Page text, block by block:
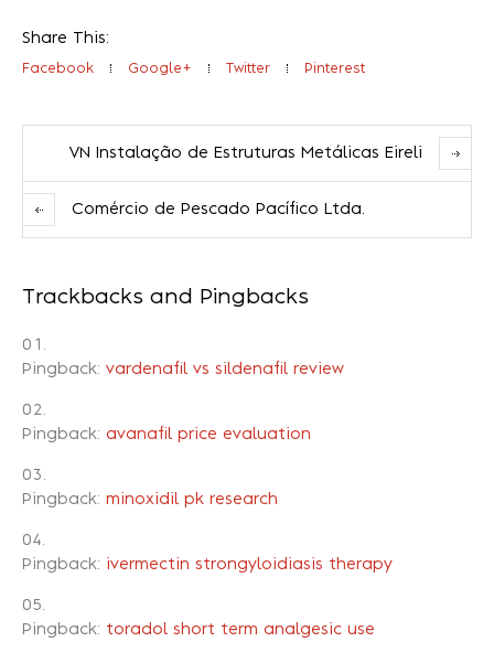
Share This:
Facebook Google+ Twitter Pinterest
VN Instalação de Estruturas Metálicas Eireli
Comércio de Pescado Pacífico Ltda.
Trackbacks and Pingbacks
Pingback: vardenafil vs sildenafil review
Pingback: avanafil price evaluation
Pingback: minoxidil pk research
Pingback: ivermectin strongyloidiasis therapy
Pingback: toradol short term analgesic use